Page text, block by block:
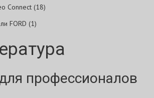
Connect (18)
FORD (1)
профессионалов